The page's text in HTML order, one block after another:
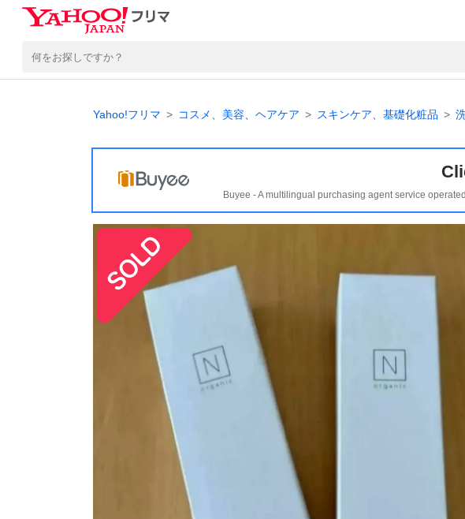
Yahoo!フリマ コスメ、美容、ヘアケア スキンケア、基礎化粧品
Buyee - A multilingual purchasing agent service